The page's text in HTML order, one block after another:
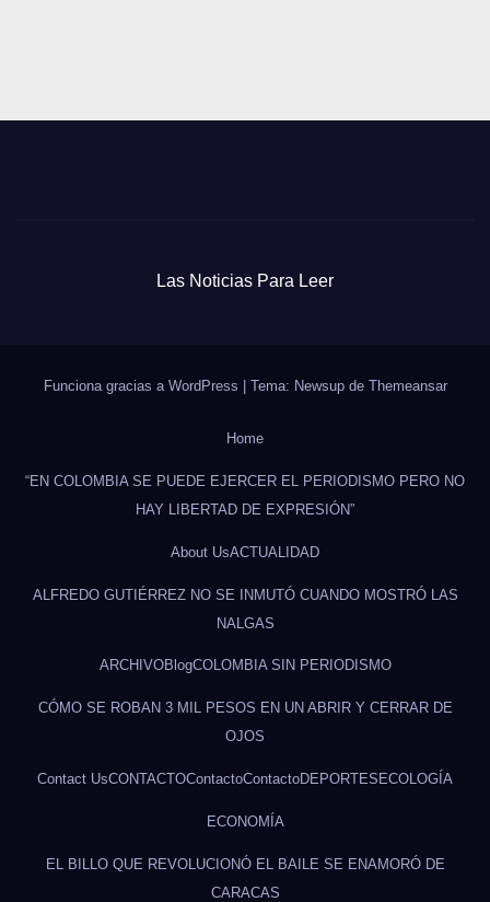
Las Noticias Para Leer
Funciona gracias a WordPress Tema: Newsup de Themeansar
Home
“EN COLOMBIA SE PUEDE EJERCER EL PERIODISMO PERO NO
HAY LIBERTAD DE EXPRESIÓN”
About UsACTUALIDAD
ALFREDO GUTIÉRREZ NO SE INMUTÓ CUANDO MOSTRÓ LAS
NALGAS
ARCHIVOBlogCOLOMBIA SIN PERIODISMO
CÓMO SE ROBAN 3 MIL PESOS EN UN ABRIR Y CERRAR DE
OJOS
Contact UsCONTACTOContactoContactoDEPORTES ECOLOGÍA
ECONOMÍA
EL BILLO QUE REVOLUCIONÓ EL BAILE SE ENAMORÓ DE
CARACAS